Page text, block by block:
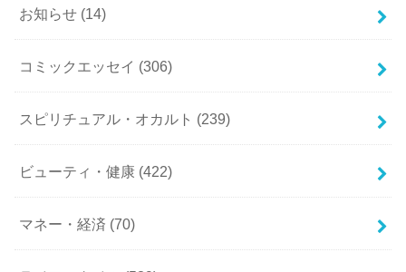
お知らせ (14)
コミックエッセイ (306)
スピリチュアル・オカルト (239)
ビューティ・健康 (422)
マネー・経済 (70)